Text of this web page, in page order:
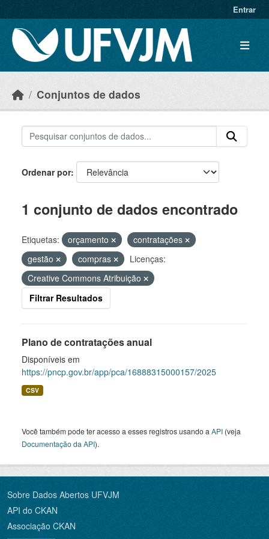
Entrar
Conjuntos de dados
Ordenar por
1 conjunto de dados encontrado
Etiquetas: orçamento
contratações
gestão
compras
Licenças:
Creative Commons Atribuição
Filtrar Resultados
Plano de contratações anual
Disponíveis em
https://pncp.gov.br/app/pca/16888315000157/2025
CSV
Você também pode ter acesso a esses registros usando a API (veja
Documentação da API).
Sobre Dados Abertos UFVJM
API do CKAN
Associação CKAN